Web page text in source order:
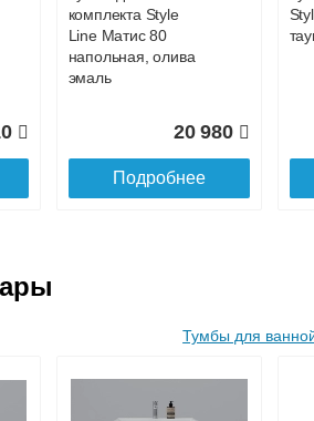
комплекта Style
Line Матис 80
напольная, олива
эмаль
20 980
Подробнее
Тумбы для